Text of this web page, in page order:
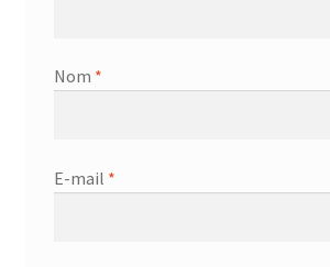
Nom *
E-mail *